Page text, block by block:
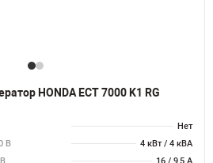
HONDA ECT 7000 K1 RG
Нет
В
4 кВт / 4 кВА